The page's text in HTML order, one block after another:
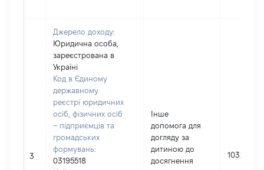
3
Джерело доходу:
Юридична особа,
зареєстрована в
Україні
Код в Єдиному
державному
реєстрі юридичних
осіб, фізичних осіб
– підприємців та
громадських
формувань:
03195518
Інше
допомога для
догляду за
дитиною до
досягнення
10320